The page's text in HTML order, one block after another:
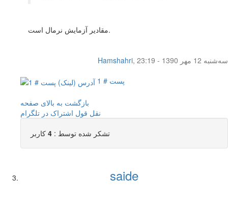
مقادیر آزمایش نرمال است.
Hamshahri,
سه‌شنبه 12 مهر 1390 - 23:19
پست # 1
بازگشت به بالای صفحه
نقل قول اشتراک در تلگرام
تشکر شده توسط : 4 کاربر
saide